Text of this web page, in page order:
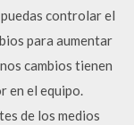
controlar el
para aumentar
cambios tienen
en el equipo.
de los medios